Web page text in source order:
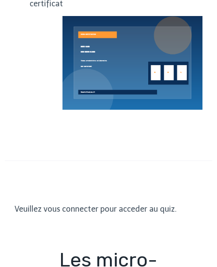
certificat
Veuillez vous connecter pour acceder au quiz.
Les micro-